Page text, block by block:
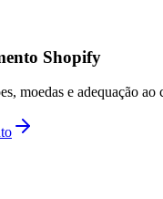
Shopify
moedas e adequação